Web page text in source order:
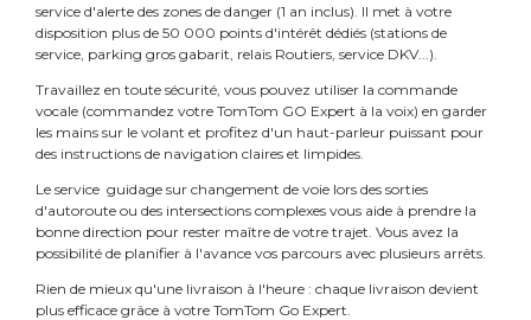
service d'alerte des zones de danger (1 an inclus). Il met à votre
disposition plus de 50 000 points d'intérêt dédiés (stations de
service, parking gros gabarit, relais Routiers, service DKV...).
Travaillez en toute sécurité, vous pouvez utiliser la commande
vocale (commandez votre TomTom GO Expert à la voix) en garder
les mains sur le volant et profitez d'un haut-parleur puissant pour
des instructions de navigation claires et limpides.
Le service guidage sur changement de voie lors des sorties
d'autoroute ou des intersections complexes vous aide à prendre la
bonne direction pour rester maître de votre trajet. Vous avez la
possibilité de planifier à l'avance vos parcours avec plusieurs arrêts.
Rien de mieux qu'une livraison à l'heure : chaque livraison devient
plus efficace grâce à votre TomTom Go Expert.